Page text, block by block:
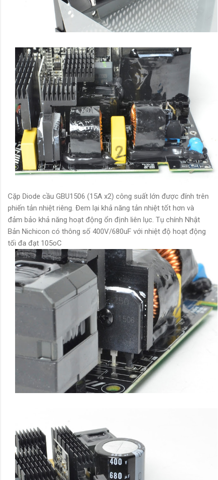
Cặp Diode cầu GBU1506 (15A x2) công suất lớn được đính trên
phiến tản nhiệt riêng. Đem lại khả năng tản nhiệt tốt hơn và
đảm bảo khả năng hoạt động ổn định liên lục. Tụ chính Nhật
Bản Nichicon có thông số 400V/680uF với nhiệt độ hoạt động
tối đa đạt 105oC